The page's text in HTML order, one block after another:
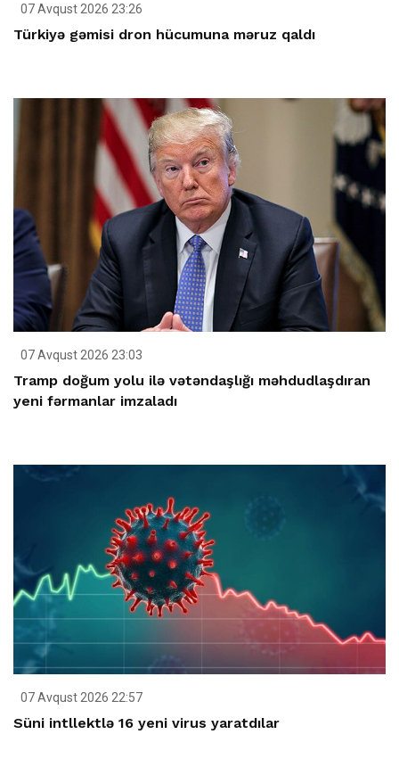
07 Avqust 2026 23:26
Türkiyə gəmisi dron hücumuna məruz qaldı
07 Avqust 2026 23:03
Tramp doğum yolu ilə vətəndaşlığı məhdudlaşdıran
yeni fərmanlar imzaladı
07 Avqust 2026 22:57
Süni intllektlə 16 yeni virus yaratdılar